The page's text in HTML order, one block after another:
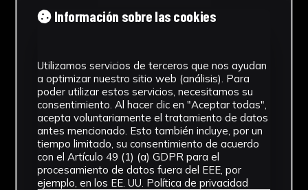
Tipología
Cronología
SF
Materiales
Vidrio
Ubicación
Información sobre las cookies
Utilizamos servicios de terceros que nos ayudan
a optimizar nuestro sitio web (análisis). Para
poder utilizar estos servicios, necesitamos su
consentimiento. Al hacer clic en "Aceptar todas",
acepta voluntariamente el tratamiento de datos
antes mencionado. Esto también incluye, por un
tiempo limitado, su consentimiento de acuerdo
con el Artículo 49 (1) (a) GDPR para el
procesamiento de datos fuera del EEE, por
ejemplo, en los EE. UU. Política de privacidad